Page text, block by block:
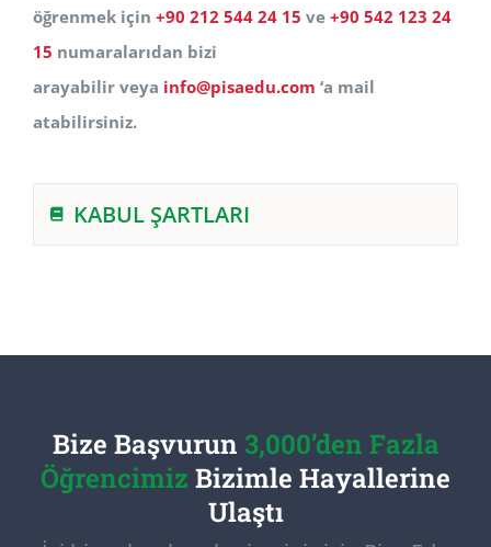
öğrenmek için +90 212 544 24 15 ve +90 542 123 24
15 numaralarıdan bizi
arayabilir veya info@pisaedu.com ‘a mail
atabilirsiniz.
KABUL ŞARTLARI
Bize Başvurun 3,000’den Fazla
Öğrencimiz Bizimle Hayallerine
Ulaştı